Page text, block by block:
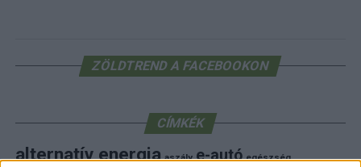
ZÖLDTREND A FACEBOOKON
CÍMKÉK
alternatív energia aszály e-autó egészség